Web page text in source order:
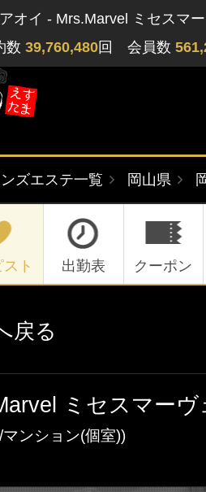
オイ - Mrs.Marvel ミセスマ
数 39,760,480回 会員数
関西版
九州・沖縄版
登録
ト開催中！
掲載！
ズエステ一覧 岡山県
ト 出勤表 クーポン
戻る
ミセスマーヴ
ンション(個室))